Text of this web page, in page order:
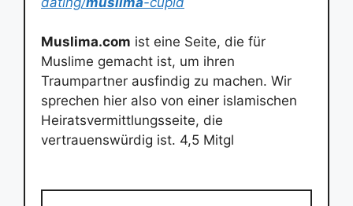
Muslima.com ist eine Seite, die für
Muslime gemacht ist, um ihren
Traumpartner ausfindig zu machen. Wir
sprechen hier also von einer islamischen
Heiratsvermittlungsseite, die
vertrauenswürdig ist. 4,5 Mitgl